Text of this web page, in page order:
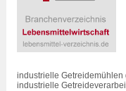
industrielle
industrielle